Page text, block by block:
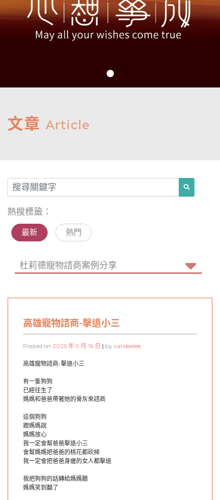
文章 Article
高雄寵物諮商-擊退小三
Posted on 2025 年 9 月 16 日 | by carideelee
高雄寵物諮商-擊退小三
有一隻狗狗
已經往生了
媽媽和爸爸帶著她的骨灰來諮商
這個狗狗
跟媽媽說
媽媽放心
我一定會幫爸爸擊退小三
會幫媽媽把爸爸的桃花都砍掉
我一定會把爸爸身邊的女人都擊退
我把狗狗的話轉給媽媽聽
媽媽笑到翻了
熱搜標籤：
最新 熱門
杜莉德寵物諮商案例分享